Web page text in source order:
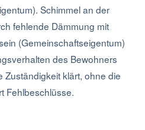
Schimmel an der
fehlende Dämmung mit
(Gemeinschaftseigentum)
des Bewohners
Zuständigkeit klärt, ohne die
Fehlbeschlüsse.